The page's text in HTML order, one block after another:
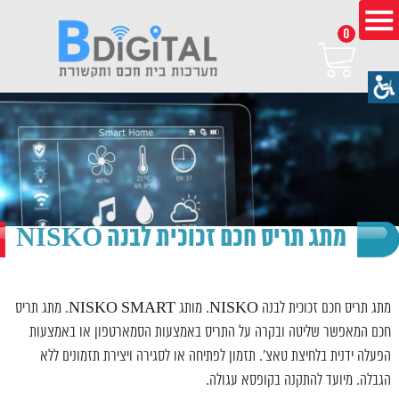
0
מתג תריס חכם זכוכית לבנה NISKO
מתג תריס חכם זכוכית לבנה NISKO. מותג NISKO SMART. מתג תריס
חכם המאפשר שליטה ובקרה על התריס באמצעות הסמארטפון או באמצעות
הפעלה ידנית בלחיצת טאצ’. תזמון לפתיחה או לסגירה ויצירת תזמונים ללא
הגבלה. מיועד להתקנה בקופסא עגולה.